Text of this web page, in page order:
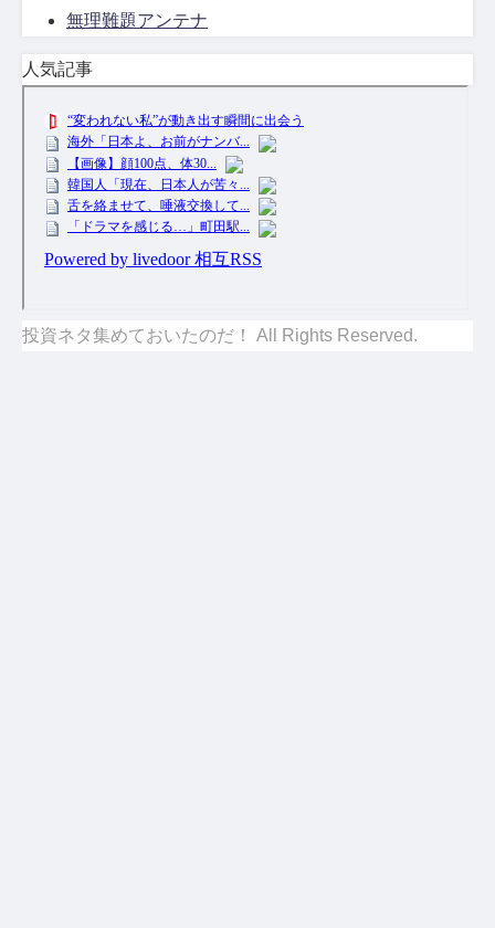
無理難題アンテナ
人気記事
投資ネタ集めておいたのだ！ All Rights Reserved.